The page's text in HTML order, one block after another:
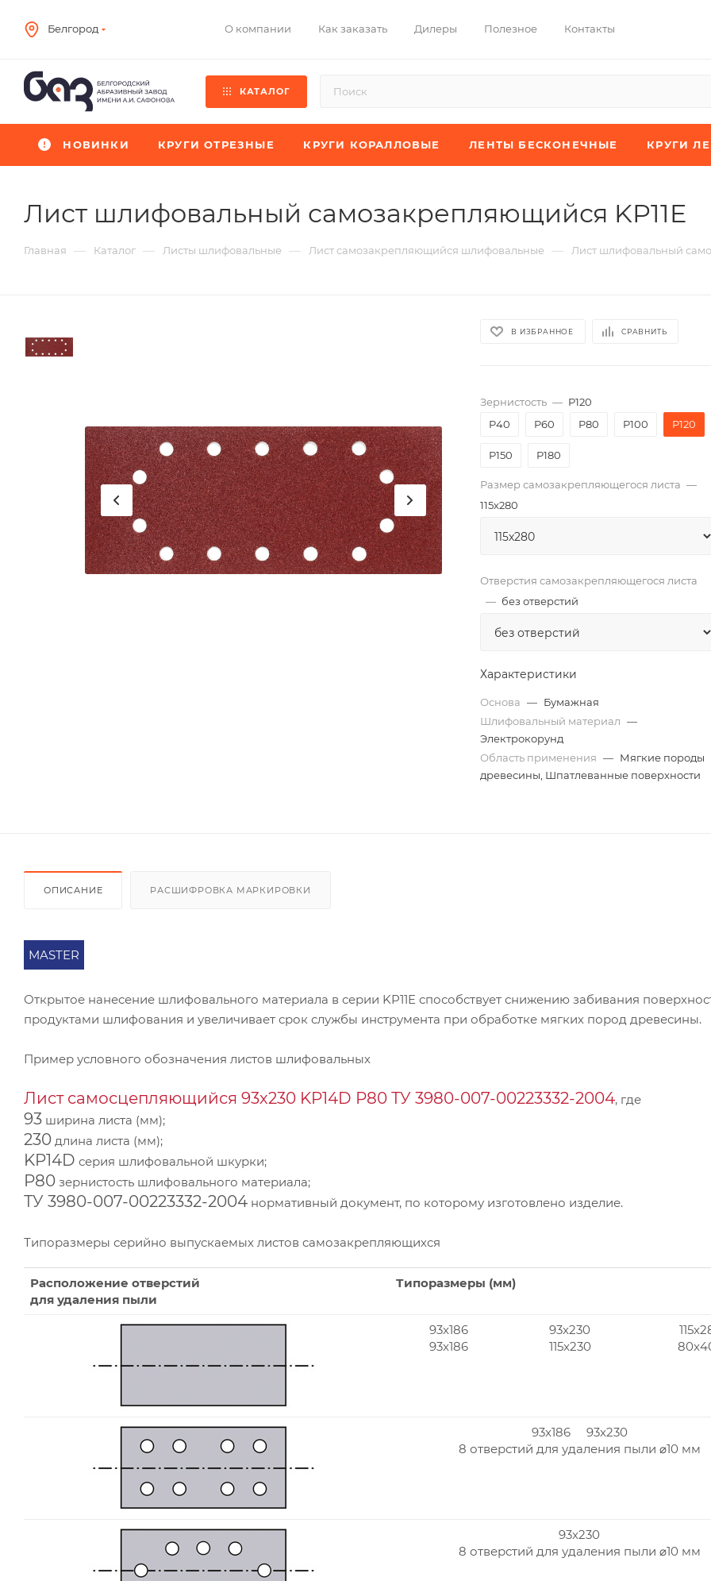
Белгород О компании Как заказать Дилеры Полезное Контакты
КАТАЛОГ
НОВИНКИ КРУГИ ОТРЕЗНЫЕ КРУГИ КОРАЛЛОВЫЕ ЛЕНТЫ БЕСКОНЕЧНЫЕ КРУГИ
Лист шлифовальный самозакрепляющийся KP11E
Главная — Каталог — Листы шлифовальные — Лист самозакрепляющийся шлифовальные — Лист шлифовальный
В ИЗБРАННОЕ СРАВНИТЬ
Зернистость — P120
P40
P60 P80 P100 P120
P150 P180
Размер самозакрепляющегося листа —
115х280
Отверстия самозакрепляющегося листа
— без отверстий
Характеристики
Основа — Бумажная
Шлифовальный материал —
Электрокорунд
Область применения — Мягкие породы
древесины, Шпатлеванные поверхности
ОПИСАНИЕ РАСШИФРОВКА МАРКИРОВКИ
MASTER
Открытое нанесение шлифовального материала в серии KP11E способствует снижению забивания
продуктами шлифования и увеличивает срок службы инструмента при обработке мягких пород древесины.
Пример условного обозначения листов шлифовальных
Лист самосцепляющийся 93х230 KP14D Р80 ТУ 3980-007-00223332-2004, где
93 ширина листа (мм);
230 длина листа (мм);
KP14D серия шлифовальной шкурки;
Р80 зернистость шлифовального материала;
ТУ 3980-007-00223332-2004 нормативный документ, по которому изготовлено изделие.
Типоразмеры серийно выпускаемых листов самозакрепляющихся
Расположение отверстий
для удаления пыли
Типоразмеры (мм)
93x186
93x186
93x230
115x230
93x186 93x230
8 отверстий для удаления пыли ⌀10 мм
93x230
8 отверстий для удаления пыли ⌀10 мм